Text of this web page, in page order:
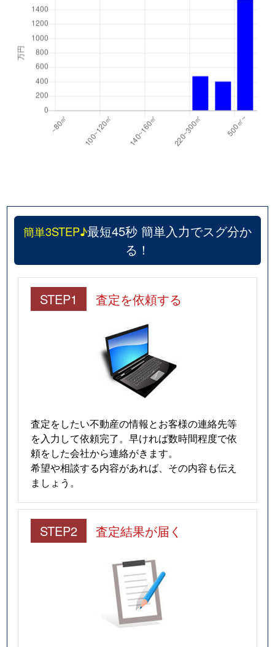
簡単3STEP♪最短45秒 簡単入力でスグ分か
る！
STEP1 査定を依頼する
査定をしたい不動産の情報とお客様の連絡先等
を入力して依頼完了。早ければ数時間程度で依
頼をした会社から連絡がきます。
希望や相談する内容があれば、その内容も伝え
ましょう。
STEP2 査定結果が届く